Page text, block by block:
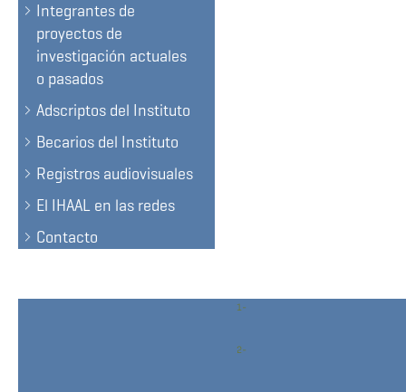
Integrantes de
proyectos de
investigación actuales
o pasados
Adscriptos del Instituto
Becarios del Instituto
Registros audiovisuales
El IHAAL en las redes
Contacto